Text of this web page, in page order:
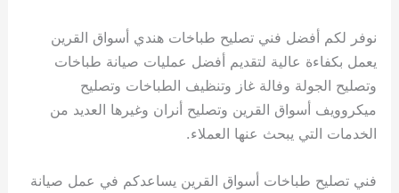
نوفر لكم أفضل فني تصليح طباخات هندي أسواق القرين
يعمل بكفاءة عالية لتقديم أفضل عمليات صيانة طباخات
وتصليح الجولة وفالة غاز وتنظيف الطباخات وتصليح
ميكروويف أسواق القرين وتصليح أنران وغيرها العديد من
الخدمات التي يبحث عنها العملاء.
فني تصليح طباخات أسواق القرين يساعدكم في عمل صيانة